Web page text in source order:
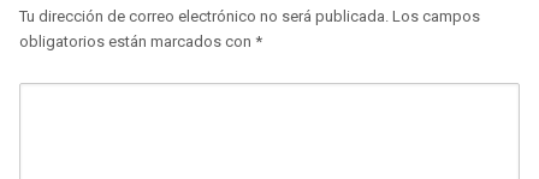
Tu dirección de correo electrónico no será publicada. Los campos
obligatorios están marcados con *